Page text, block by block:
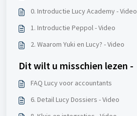
0. Introductie Lucy Academy - Video
1. Introductie Peppol - Video
2. Waarom Yuki en Lucy? - Video
Dit wilt u misschien lezen -
FAQ Lucy voor accountants
6. Detail Lucy Dossiers - Video